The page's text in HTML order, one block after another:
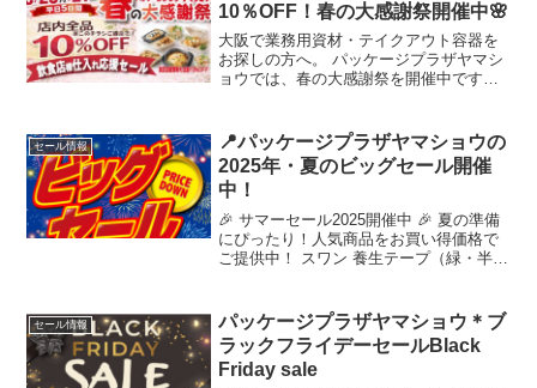
10％OFF！春の大感謝祭開催中🌸
大阪で業務用資材・テイクアウト容器を
お探しの方へ。 パッケージプラザヤマシ
ョウでは、春の大感謝祭を開催中です。
庫・商品のお問い合わせはこちら 「これ
ある？」...
セール情報
📍パッケージプラザヤマショウの
2025年・夏のビッグセール開催
中！
🎉 サマーセール2025開催中 🎉 夏の準備
にぴったり！人気商品をお買い得価格で
ご提供中！ スワン 養生テープ（緑・半透
180×240mm／200枚入り価格...
セール情報
パッケージプラザヤマショウ＊ブ
ラックフライデーセールBlack
Friday sale